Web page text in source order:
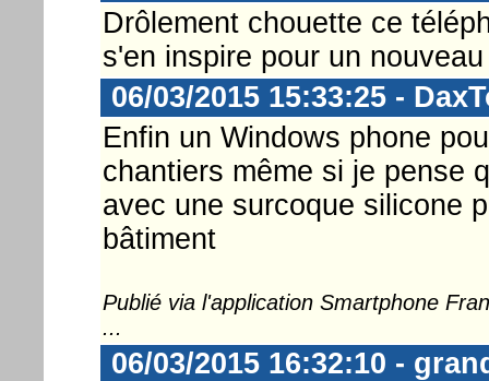
Drôlement chouette ce
s'en inspire pour un
06/03/2015 15:33:25 -
Enfin un Windows phone
chantiers même si je pense
avec une surcoque silicone
bâtiment
Publié via l'application Smartphone
...
06/03/2015 16:32:10 -